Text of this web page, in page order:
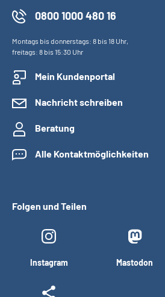
0800 1000 480 16
Montags bis donnerstags: 8 bis 18 Uhr,
freitags: 8 bis 15:30 Uhr
Mein Kundenportal
Nachricht schreiben
Beratung
Alle Kontaktmöglichkeiten
Folgen und Teilen
Instagram Mastodon